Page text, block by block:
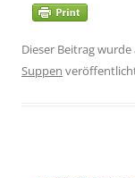
Dieser Beitrag wurde
Suppen